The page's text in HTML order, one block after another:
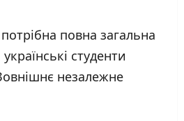
повна загальна
студенти
незалежне